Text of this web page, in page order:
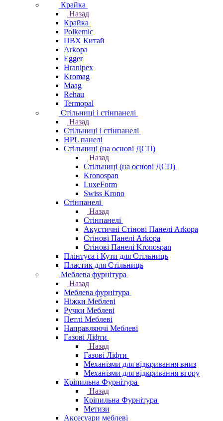
Крайка
Назад
Крайка
Polkemic
ПВХ Китай
Arkopa
Egger
Hranipex
Kromag
Maag
Rehau
Termopal
Стільниці і стінпанелі
Назад
Стільниці і стінпанелі
HPL панелі
Стільниці (на основі ДСП)
Назад
Стільниці (на основі ДСП)
Kronospan
LuxeForm
Swiss Krono
Стінпанелі
Назад
Стінпанелі
Акустичні Стінові Панелі Аrkopa
Стінові Панелі Arkopa
Стінові Панелі Kronospan
Плінтуса і Кути для Стільниць
Пластик для Стільниць
Меблева фурнітура
Назад
Меблева фурнітура
Ніжки Меблеві
Ручки Меблеві
Петлі Меблеві
Направляючі Меблеві
Газові Ліфти
Назад
Газові Ліфти
Механізми для відкривання вниз
Механізми для відкривання вгору
Кріпильна Фурнітура
Назад
Кріпильна Фурнітура
Метизи
Аксесуари меблеві